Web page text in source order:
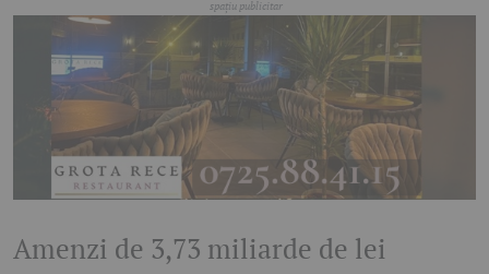
Amenzi de 3,73 miliarde de lei